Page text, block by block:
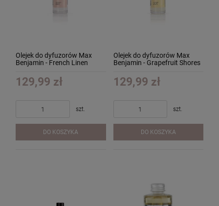
Olejek do dyfuzorów Max
Benjamin - French Linen
129,99 zł
szt.
DO KOSZYKA
Olejek do dyfuzorów Max
Benjamin - Grapefruit Shores
129,99 zł
szt.
DO KOSZYKA